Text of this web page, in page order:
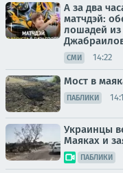
А за два
матчдэй:
лошадей
СМИ 14:22
Мост в
ПАБЛИКИ
Украинцы
Маяках и
ПАБЛИКИ